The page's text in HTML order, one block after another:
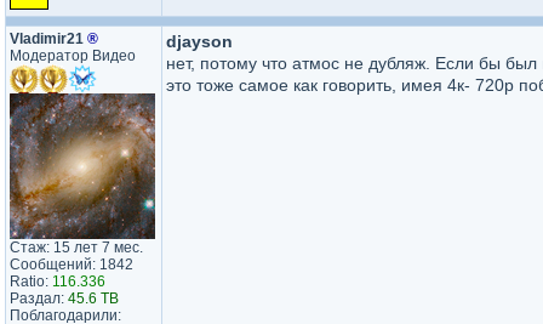
Vladimir21 ®
Модератор Видео
Стаж: 15 лет 7 мес.
Сообщений: 1842
Ratio: 116.336
Раздал: 45.6 TB
Поблагодарили:
djayson
нет, потому что атмос не дубляж. Если бы
это тоже самое как говорить, имея 4к- 720p